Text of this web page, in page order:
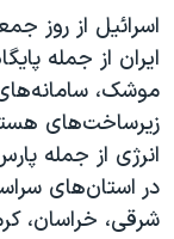
اسرائيل از روز
ایران از جمله
موشک،
زیرساخت‌های
انرژی از جمله
در استان‌های
شرقی، خراسان،